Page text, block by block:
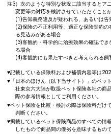
注3）次のような特別な状況に該当するとア
変更等の対応を検討させていただくこと
(1)告知義務違反が疑われる、あるいは
(2)保険の不正利用等、適正な保険契約
る見込みがある場合
(3)客観的・科学的に治療効果の確認で
る場合
(4)客観的にも果たすべきと考えられる
♥記載している保険料および補償内容等は
♥「日本のほけん（以下当サイト）」のペッ
社東京六大陸が取扱ペット保険各社の商
際の参考情報としてご利用ください。
♥ペット保険を比較・検討の際は保険料だけ
判断ください。
♥掲載しているペット保険商品のすべての情
したもので商品間の優劣を意味するもの